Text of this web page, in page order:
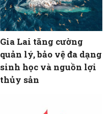
Gia Lai tăng cường
quản lý, bảo vệ đa dạng
sinh học và nguồn lợi
thủy sản